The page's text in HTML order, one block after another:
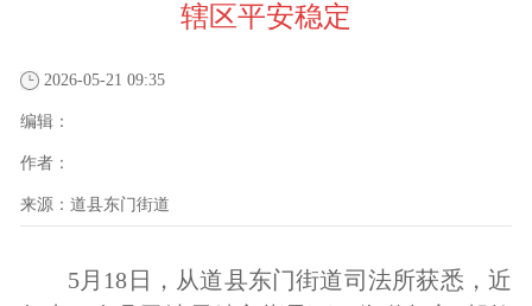
辖区平安稳定
2026-05-21 09:35
编辑：
作者：
来源： 道县东门街道
5月18日，从道县东门街道司法所获悉，近